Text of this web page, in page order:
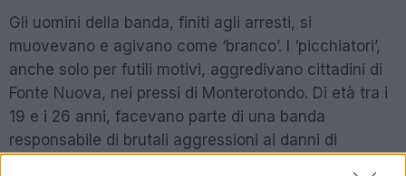
Gli uomini della banda, finiti agli arresti, si
muovevano e agivano come ‘branco’. I ‘picchiatori’,
anche solo per futili motivi, aggredivano cittadini di
Fonte Nuova, nei pressi di Monterotondo. Di età tra i
19 e i 26 anni, facevano parte di una banda
responsabile di brutali aggressioni ai danni di